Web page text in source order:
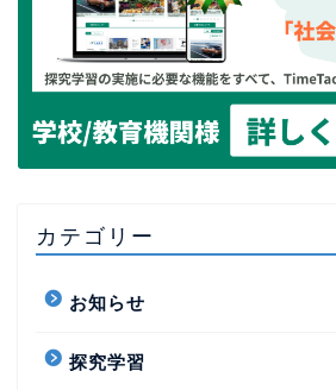
カテゴリー
お知らせ
探究学習